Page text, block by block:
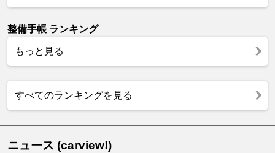
整備手帳 ランキング
もっと見る
すべてのランキングを見る
ニュース (carview!)